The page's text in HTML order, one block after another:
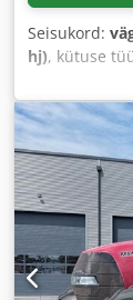
Seisukord:
hj), kütuse